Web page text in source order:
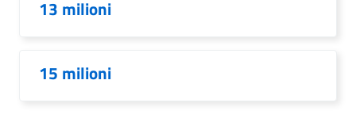
13 milioni
15 milioni